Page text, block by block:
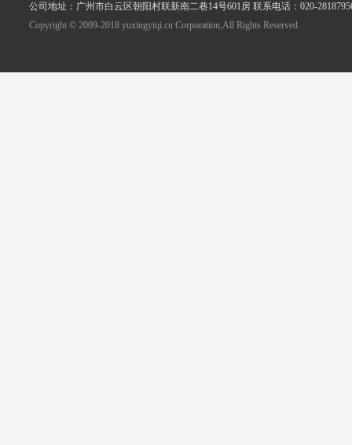
公司地址：广州市白云区朝阳村联新南二巷14号601房 联系电话：020-
Copyright © 2009-2018 yuxingyiqi.cn Corporation,All Rights Reserved.